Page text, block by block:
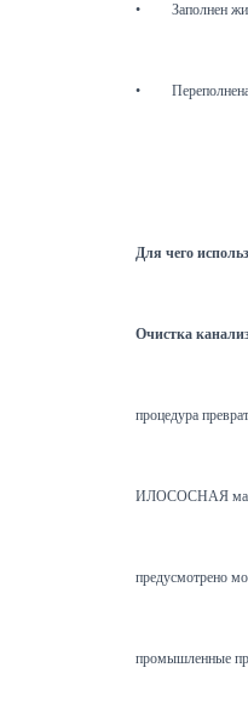
• Заполнен
•
Для чего
Очистка
процедура
ИЛОСОСНАЯ
предусмотрено
промышленные